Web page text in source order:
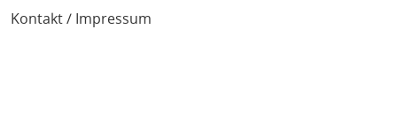
Kontakt / Impressum